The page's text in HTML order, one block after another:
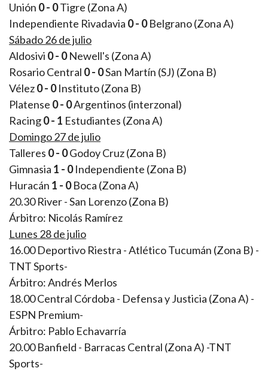
Unión 0 - 0Tigre (Zona A)
Independiente Rivadavia 0 - 0Belgrano (Zona A)
Sábado 26 de julio
Aldosivi 0 - 0Newell's (Zona A)
Rosario Central 0 - 0San Martín (SJ) (Zona B)
Vélez0 - 0Instituto (Zona B)
Platense 0 - 0Argentinos (interzonal)
Racing0 - 1 Estudiantes (Zona A)
Domingo 27 de julio
Talleres 0 - 0Godoy Cruz (Zona B)
Gimnasia 1 - 0Independiente (Zona B)
Huracán 1 - 0Boca (Zona A)
20.30 River - San Lorenzo (Zona B)
Árbitro: Nicolás Ramírez
Lunes 28 de julio
16.00 Deportivo Riestra - Atlético Tucumán (Zona B) -
TNT Sports-
Árbitro: Andrés Merlos
18.00 Central Córdoba - Defensa y Justicia (Zona A) -
ESPN Premium-
Árbitro: Pablo Echavarría
20.00 Banfield - Barracas Central (Zona A) -TNT
Sports-